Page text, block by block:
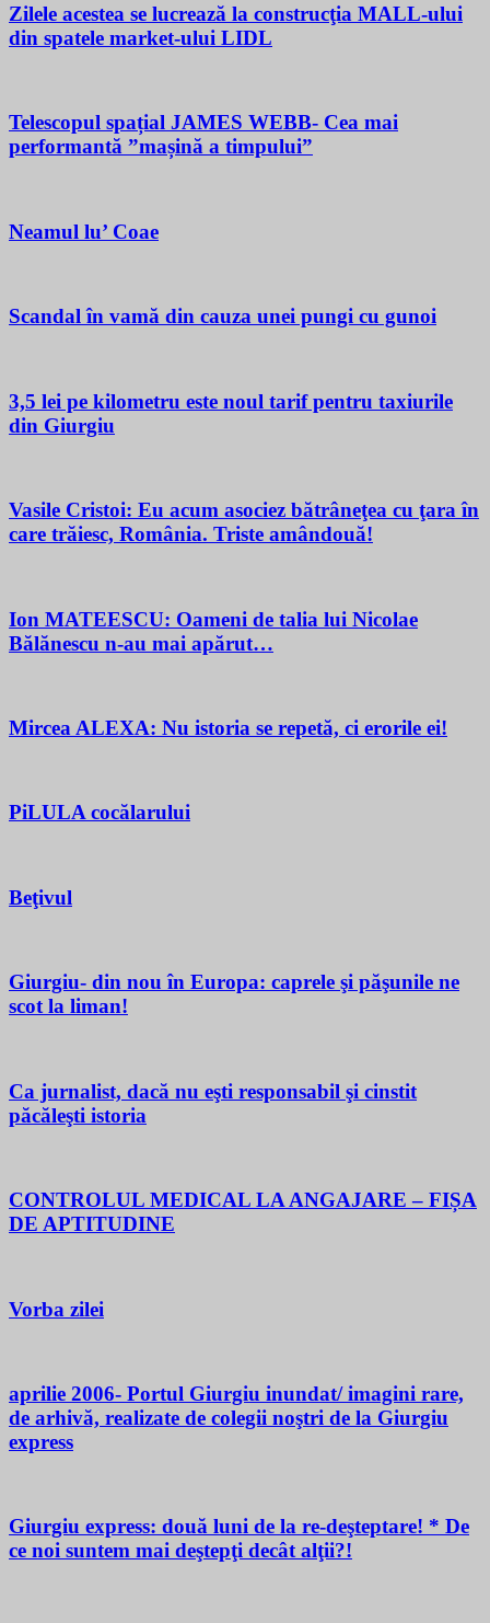
Zilele acestea se lucrează la construcţia MALL-ului
din spatele market-ului LIDL
Telescopul spațial JAMES WEBB- Cea mai
performantă ”mașină a timpului”
Neamul lu’ Coae
Scandal în vamă din cauza unei pungi cu gunoi
3,5 lei pe kilometru este noul tarif pentru taxiurile
din Giurgiu
Vasile Cristoi: Eu acum asociez bătrâneţea cu ţara în
care trăiesc, România. Triste amândouă!
Ion MATEESCU: Oameni de talia lui Nicolae
Bălănescu n-au mai apărut…
Mircea ALEXA: Nu istoria se repetă, ci erorile ei!
PiLULA cocălarului
Beţivul
Giurgiu- din nou în Europa: caprele şi păşunile ne
scot la liman!
Ca jurnalist, dacă nu eşti responsabil şi cinstit
păcăleşti istoria
CONTROLUL MEDICAL LA ANGAJARE – FIȘA
DE APTITUDINE
Vorba zilei
aprilie 2006- Portul Giurgiu inundat/ imagini rare,
de arhivă, realizate de colegii noştri de la Giurgiu
express
Giurgiu express: două luni de la re-deşteptare! * De
ce noi suntem mai deştepţi decât alţii?!